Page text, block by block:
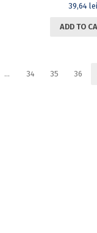
39,64 lei
ADD TO
… 34 35 36